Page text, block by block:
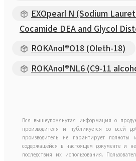
EXOpearl N (Sodium
Cocamide DEA and Glycol
ROKAnol®O18 (Oleth-18)
ROKAnol®NL6 (C9-11
Вся вышеупомянутая информация о
производителя и публикуется со всей
производитель не гарантирует
содержащейся в настоящем документе и не
последствия их использования.